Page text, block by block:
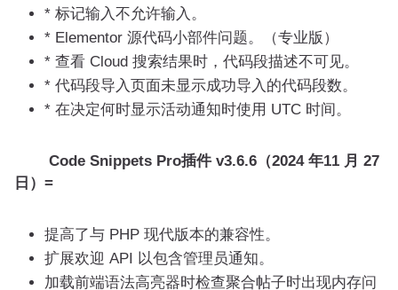
* 标记输入不允许输入。
* Elementor 源代码小部件问题。（专业版）
* 查看 Cloud 搜索结果时，代码段描述不可见。
* 代码段导入页面未显示成功导入的代码段数。
* 在决定何时显示活动通知时使用 UTC 时间。
Code Snippets Pro插件 v3.6.6（2024 年11 月 27
日）=
提高了与 PHP 现代版本的兼容性。
扩展欢迎 API 以包含管理员通知。
加载前端语法高亮器时检查聚合帖子时出现内存问